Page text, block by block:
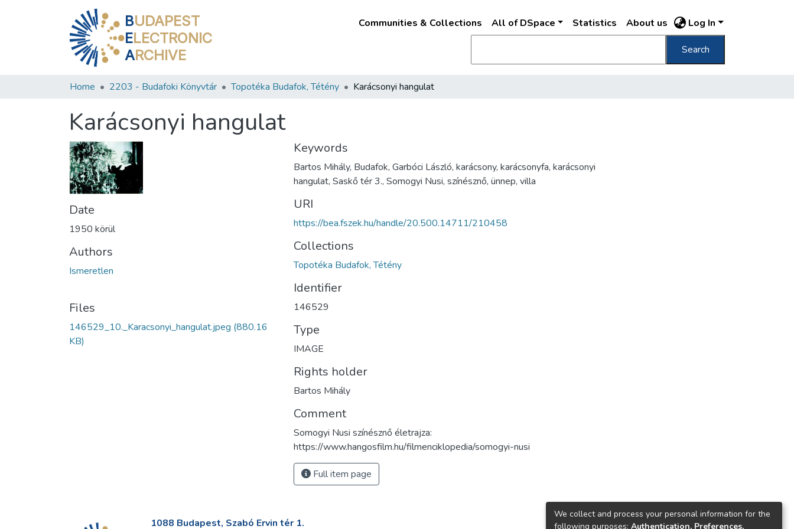
BUDAPEST
ELECTRONIC
ARCHIVE
Communities & Collections All of DSpace Statistics About us Log In
Search
Home 2203 - Budafoki Könyvtár Topotéka Budafok, Tétény Karácsonyi hangulat
Karácsonyi hangulat
Date
1950 körül
Authors
Ismeretlen
Files
146529_10._Karacsonyi_hangulat.jpeg (880.16
KB)
Keywords
Bartos Mihály, Budafok, Garbóci László, karácsony, karácsonyfa, karácsonyi
hangulat, Saskő tér 3., Somogyi Nusi, színésznő, ünnep, villa
URI
https://bea.fszek.hu/handle/20.500.14711/210458
Collections
Topotéka Budafok, Tétény
Identifier
146529
Type
IMAGE
Rights holder
Bartos Mihály
Comment
Somogyi Nusi színésznő életrajza:
https://www.hangosfilm.hu/filmenciklopedia/somogyi-nusi
Full item page
1088 Budapest, Szabó Ervin tér 1.
We collect and process your personal information for the
following purposes: Authentication, Preferences,